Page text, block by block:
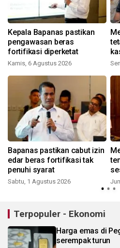
Kepala Bapanas pastikan
pengawasan beras
fortifikasi diperketat
Kamis, 6 Agustus 2026
Bapanas pastikan cabut izin
edar beras fortifikasi tak
penuhi syarat
Sabtu, 1 Agustus 2026
Terpopuler - Ekonomi
Harga emas di
serempak turun